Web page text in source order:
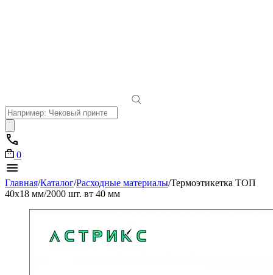
Поиск
товаров
0
Главная/Каталог/Расходные материалы/Термоэтикетка ТОП
40х18 мм/2000 шт. вт 40 мм